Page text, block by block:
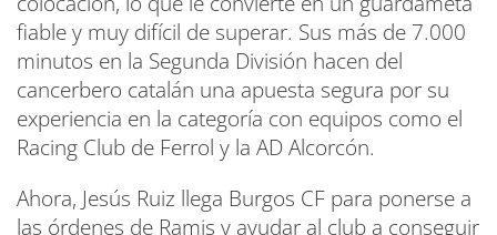
fiable y muy difícil de superar. Sus más de 7.000
minutos en la Segunda División hacen del
cancerbero catalán una apuesta segura por su
experiencia en la categoría con equipos como el
Racing Club de Ferrol y la AD Alcorcón.
Ahora, Jesús Ruiz llega Burgos CF para ponerse a
las órdenes de Ramis y ayudar al club a conseguir